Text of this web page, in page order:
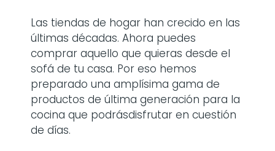
Las tiendas de hogar han crecido en las
últimas décadas. Ahora puedes
comprar aquello que quieras desde el
sofá de tu casa. Por eso hemos
preparado una amplísima gama de
productos de última generación para la
cocina que podrásdisfrutar en cuestión
de días.